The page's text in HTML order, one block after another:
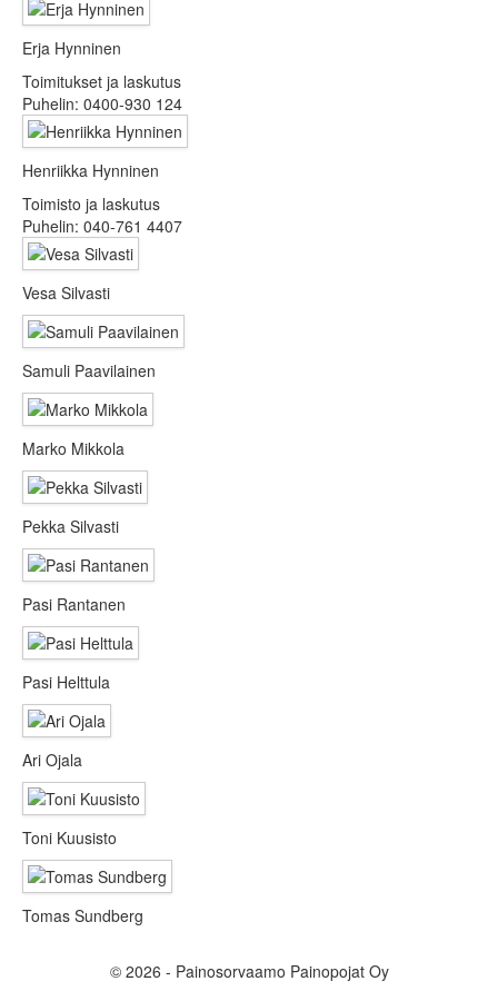
Erja Hynninen
Toimitukset ja laskutus
Puhelin: 0400-930 124
Henriikka Hynninen
Toimisto ja laskutus
Puhelin: 040-761 4407
Vesa Silvasti
Samuli Paavilainen
Marko Mikkola
Pekka Silvasti
Pasi Rantanen
Pasi Helttula
Ari Ojala
Toni Kuusisto
Tomas Sundberg
© 2026 - Painosorvaamo Painopojat Oy